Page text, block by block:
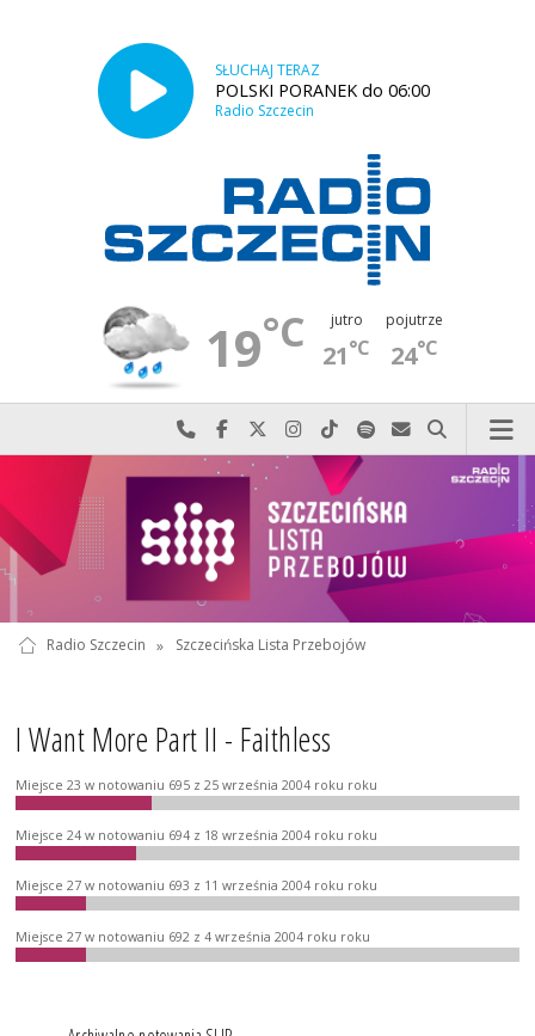
SŁUCHAJ TERAZ
POLSKI PORANEK do 06:00
Radio Szczecin
19°C jutro
21°C
pojutrze
24°C
Najlepiej po prostu do nas zadzwoń
Odwiedź nas na Facebook-u
Odwiedź nas na X
Odwiedź nas na Instagram-ie
Odwiedź nas na TikTok-u
Szukaj nas na Spotify
Wyślij do nas
Szukaj
Radio Szczecin » Szczecińska Lista Przebojów
I Want More Part II - Faithless
Miejsce 23 w notowaniu 695 z 25 września 2004 roku roku
Miejsce 24 w notowaniu 694 z 18 września 2004 roku roku
Miejsce 27 w notowaniu 693 z 11 września 2004 roku roku
Miejsce 27 w notowaniu 692 z 4 września 2004 roku roku